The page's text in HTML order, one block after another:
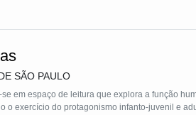
SÃO PAULO
em espaço de leitura que explora a função
o exercício do protagonismo infanto-juvenil e